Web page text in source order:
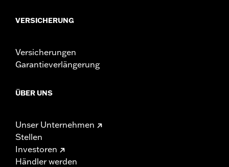
VERSICHERUNG
Versicherungen
Garantieverlängerung
ÜBER UNS
Unser Unternehmen
Stellen
Investoren
Händler werden